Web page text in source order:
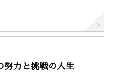
努力と挑戦の人生